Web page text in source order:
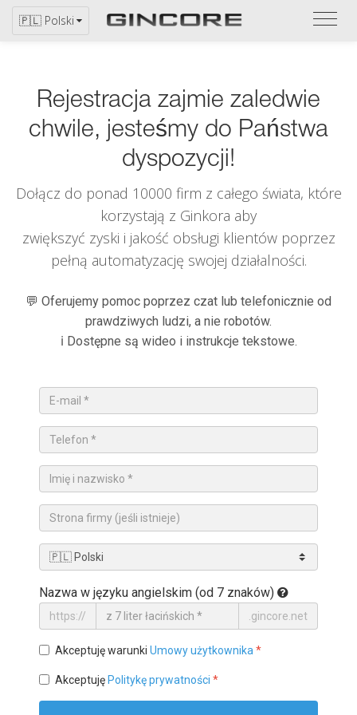
🇵🇱 Polski
Rejestracja zajmie zaledwie
chwile, jesteśmy do Państwa
dyspozycji!
Dołącz do ponad 10000 firm z całego świata, które
korzystają z Ginkora aby
zwiększyć zyski i jakość obsługi klientów poprzez
pełną automatyzację swojej działalności.
💬 Oferujemy pomoc poprzez czat lub telefonicznie od
prawdziwych ludzi, a nie robotów.
ℹ️ Dostępne są wideo i instrukcje tekstowe.
Nazwa w języku angielskim (od 7 znaków)
https:// .gincore.net
Akceptuję warunki Umowy użytkownika *
Akceptuję Politykę prywatności *